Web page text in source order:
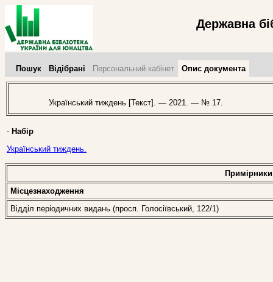
Державна
Пошук Відібрані Персональний кабінет Опис документа
Український тиждень [Текст]. — 2021. — № 17.
- Набір
Український тиждень.
Примірники
Місцезнаходження
Відділ періодичних видань (просп. Голосіївський, 122/1)